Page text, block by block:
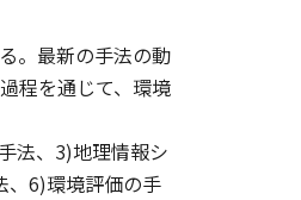
。最新の手法の動
程を通じて、環境
法、3)地理情報シ
、6)環境評価の手